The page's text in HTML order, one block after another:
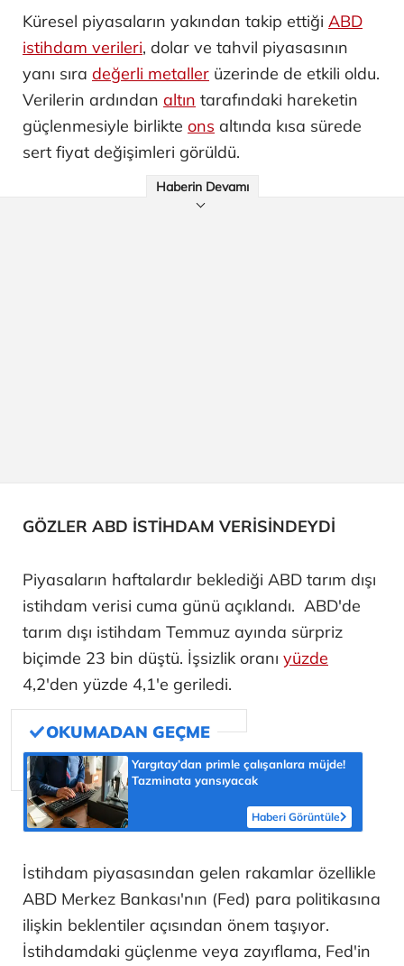
Küresel piyasaların yakından takip ettiği ABD
istihdam verileri, dolar ve tahvil piyasasının
yanı sıra değerli metaller üzerinde de etkili oldu.
Verilerin ardından altın tarafındaki hareketin
güçlenmesiyle birlikte ons altında kısa sürede
sert fiyat değişimleri görüldü.
Haberin Devamı
GÖZLER ABD İSTİHDAM VERİSİNDEYDİ
Piyasaların haftalardır beklediği ABD tarım dışı
istihdam verisi cuma günü açıklandı. ABD'de
tarım dışı istihdam Temmuz ayında sürpriz
biçimde 23 bin düştü. İşsizlik oranı yüzde
4,2'den yüzde 4,1'e geriledi.
Yargıtay’dan primle çalışanlara müjde!
Tazminata yansıyacak
Haberi Görüntüle
İstihdam piyasasından gelen rakamlar özellikle
ABD Merkez Bankası'nın (Fed) para politikasına
ilişkin beklentiler açısından önem taşıyor.
İstihdamdaki güçlenme veya zayıflama, Fed'in